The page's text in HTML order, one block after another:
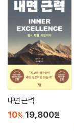
--- p.271 「마크 저커
내면 근력
10% 19,800원